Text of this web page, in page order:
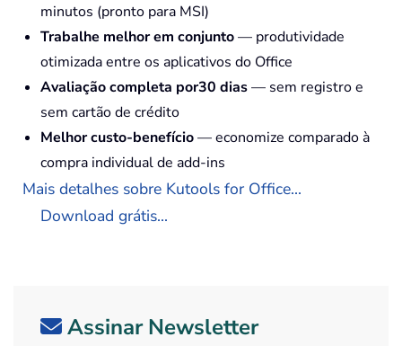
minutos (pronto para MSI)
Trabalhe melhor em conjunto— produtividade
otimizada entre os aplicativos do Office
Avaliação completa por30 dias— sem registro e
sem cartão de crédito
Melhor custo-benefício— economize comparado à
compra individual de add-ins
Mais detalhes sobre Kutools for Office...
Download grátis...
Assinar Newsletter